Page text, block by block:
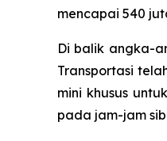
mencapai 540
Di balik angka-
Transportasi
mini khusus
pada jam-jam